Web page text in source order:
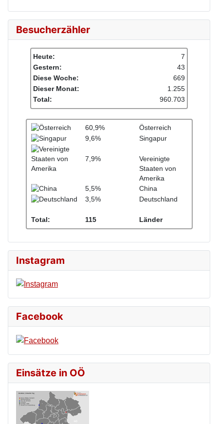
Besucherzähler
Heute:
7
Gestern:
43
Diese Woche:
669
Dieser Monat:
1.255
Total:
960.703
60,9%
Österreich
9,6%
Singapur
7,9%
Vereinigte
Staaten von
Amerika
5,5%
China
3,5%
Deutschland
Total: 115 Länder
Instagram
Facebook
Einsätze in OÖ